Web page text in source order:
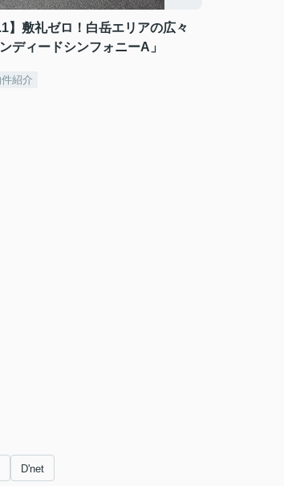
】敷礼ゼロ！白岳エリアの広々
ディードシンフォニーA」
紹介
D'net